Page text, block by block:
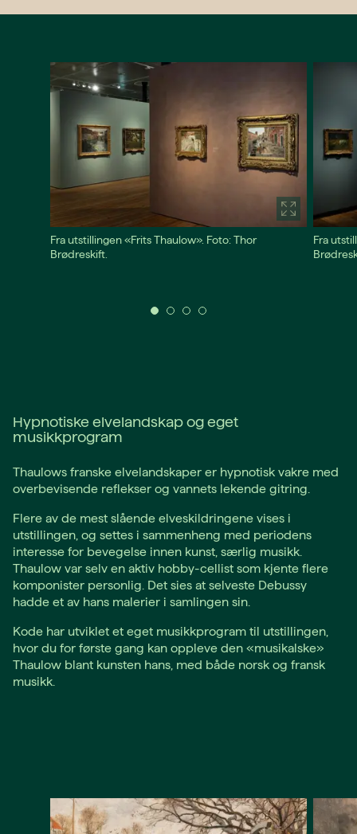
Fra utstillingen «Frits Thaulow». Foto: Thor
Brødreskift.
Fra
Hypnotiske elvelandskap og eget
musikkprogram
Thaulows franske elvelandskaper er hypnotisk vakre med
overbevisende reflekser og vannets lekende gitring.
Flere av de mest slående elveskildringene vises i
utstillingen, og settes i sammenheng med periodens
interesse for bevegelse innen kunst, særlig musikk.
Thaulow var selv en aktiv hobby-cellist som kjente flere
komponister personlig. Det sies at selveste Debussy
hadde et av hans malerier i samlingen sin.
Kode har utviklet et eget musikkprogram til utstillingen,
hvor du for første gang kan oppleve den «musikalske»
Thaulow blant kunsten hans, med både norsk og fransk
musikk.